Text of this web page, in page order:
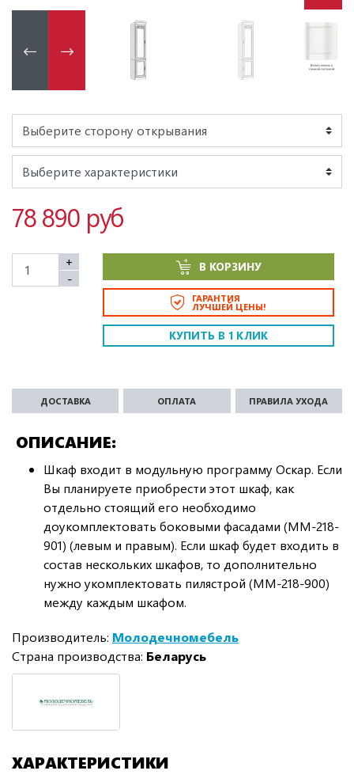
78 890 руб
+
-
В КОРЗИНУ
ГАРАНТИЯ
ЛУЧШЕЙ ЦЕНЫ!
КУПИТЬ В 1 КЛИК
ОПИСАНИЕ
ДОСТАВКА ОПЛАТА ПРАВИЛА УХОДА
Шкаф входит в модульную программу Оскар. Если
Вы планируете приобрести этот шкаф, как
отдельно стоящий его необходимо
доукомплектовать боковыми фасадами (ММ-218-
901) (левым и правым). Если шкаф будет входить в
состав нескольких шкафов, то дополнительно
нужно укомплектовать пилястрой (ММ-218-900)
между каждым шкафом.
Производитель: Молодечномебель
Страна производства: Беларусь
ХАРАКТЕРИСТИКИ